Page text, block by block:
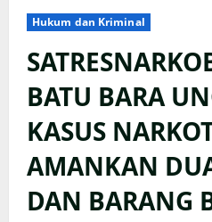
Hukum dan Kriminal
BATU BARA
KASUS
AMANKAN
DAN BARANG